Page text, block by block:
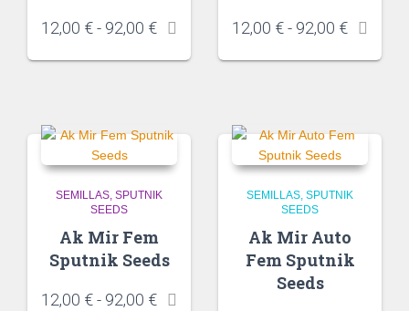
12,00 €- 92,00 € 12,00 €- 92,00 €
SEMILLAS SPUTNIK
SEEDS
Ak Mir Fem
Sputnik Seeds
12,00 €- 92,00 €
SEMILLAS SPUTNIK
SEEDS
Ak Mir Auto
Fem Sputnik
Seeds